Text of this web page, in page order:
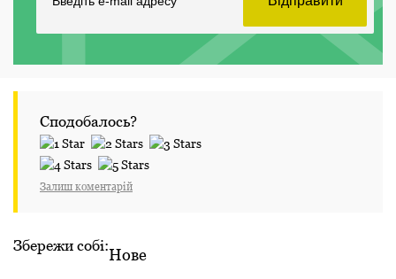
Сподобалось?
Залиш коментарій
Збережи собі:Нове